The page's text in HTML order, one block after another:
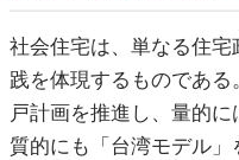
社会住宅は、単なる住
践を体現するものであ
戸計画を推進し、量的に
質的にも「台湾モデル」